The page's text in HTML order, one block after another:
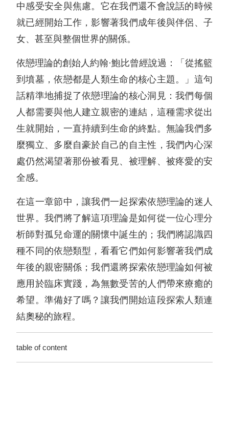
中感受安全與焦慮。它在我們還不會說話的時候
就已經開始工作，影響著我們成年後與伴侶、子
女、甚至與整個世界的關係。
依戀理論的創始人約翰·鮑比曾經說過：「從搖籃
到墳墓，依戀都是人類生命的核心主題。」這句
話精準地捕捉了依戀理論的核心洞見：我們每個
人都需要與他人建立親密的連結，這種需求從出
生就開始，一直持續到生命的終點。無論我們多
麼獨立、多麼自豪於自己的自主性，我們內心深
處仍然渴望著那份被看見、被理解、被疼愛的安
全感。
在這一章節中，讓我們一起探索依戀理論的迷人
世界。我們將了解這項理論是如何從一位心理分
析師對孤兒命運的關懷中誕生的；我們將認識四
種不同的依戀類型，看看它們如何影響著我們成
年後的親密關係；我們還將探索依戀理論如何被
應用於臨床實踐，為無數受苦的人們帶來療癒的
希望。準備好了嗎？讓我們開始這段探索人類連
結奧秘的旅程。
table of content